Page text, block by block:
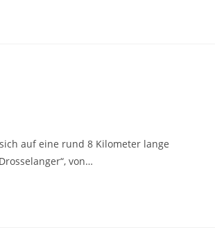
auf eine rund 8 Kilometer lange
von…